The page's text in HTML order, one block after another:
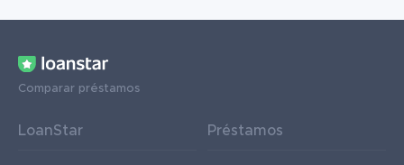
Comparar préstamos
LoanStar Préstamos